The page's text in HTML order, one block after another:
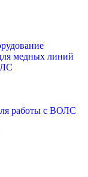
медных линий
работы с ВОЛС